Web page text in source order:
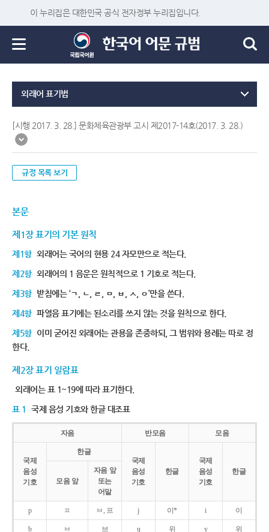
이 누리집은 대한민국 공식 전자정부 누리집입니다.
외래어 표기법
[시행 2017. 3. 28.] 문화체육관광부 고시 제2017-14호(2017. 3. 28.)
규정 목록 보기
본문
제1장 표기의 기본 원칙
제1항 외래어는 국어의 현용 24 자모만으로 적는다.
제2항 외래어의 1 음운은 원칙적으로 1 기호로 적는다.
제3항 받침에는 ‘ㄱ, ㄴ, ㄹ, ㅁ, ㅂ, ㅅ, ㅇ’만을 쓴다.
제4항 파열음 표기에는 된소리를 쓰지 않는 것을 원칙으로 한다.
제5항 이미 굳어진 외래어는 관용을 존중하되, 그 범위와 용례는 따로 정
한다.
제2장 표기 일람표
외래어는 표 1~19에 따라 표기한다.
표 1 국제 음성 기호와 한글 대조표
자음 반모음 모음
국제
음성
기호
한글
국제
음성
기호
한글
국제
음성
기호
한글
모음 앞
자음 앞
또는
어말
p ㅍ ㅂ, 프 j 이* i 이
b ㅂ 브 ɥ 위 y 위